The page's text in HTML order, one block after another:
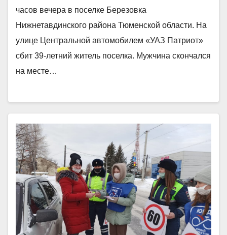
часов вечера в поселке Березовка
Нижнетавдинского района Тюменской области. На
улице Центральной автомобилем «УАЗ Патриот»
сбит 39-летний житель поселка. Мужчина скончался
на месте…